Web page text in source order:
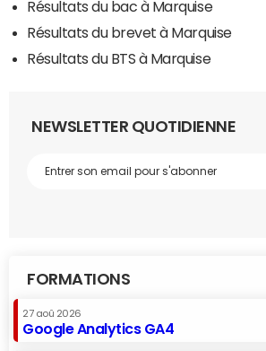
Résultats du bac à Marquise
Résultats du brevet à Marquise
Résultats du BTS à Marquise
NEWSLETTER QUOTIDIENNE
FORMATIONS
27 aoû 2026
Google Analytics GA4